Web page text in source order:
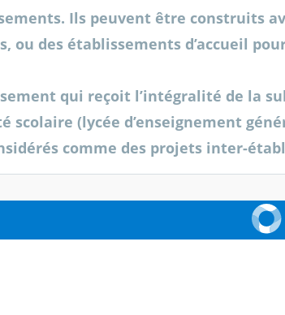
Ils peuvent être construits
ou des établissements d’accueil
qui reçoit l’intégralité de la
scolaire (lycée d’enseignement
comme des projets inter-